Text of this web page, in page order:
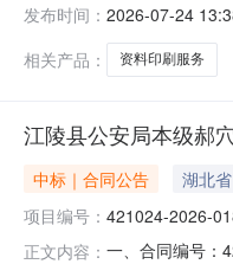
应商：遵义复兴
刷服务13%遵义
发布时间： 2026-07-24
相关产品：
资料印刷服务
江陵县公安局本级郝
中标｜合同公告 湖北
项目编号： 421024-2026-
正文内容： 一、合同编号：